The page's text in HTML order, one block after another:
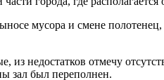
мусора и смене
из недостатков отмечу
зал был переполнен.